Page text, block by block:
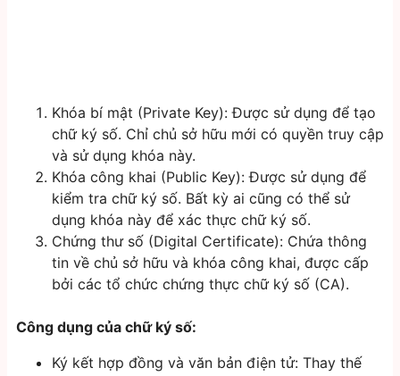
Khóa bí mật (Private Key): Được sử dụng để tạo
chữ ký số. Chỉ chủ sở hữu mới có quyền truy cập
và sử dụng khóa này.
Khóa công khai (Public Key): Được sử dụng để
kiểm tra chữ ký số. Bất kỳ ai cũng có thể sử
dụng khóa này để xác thực chữ ký số.
Chứng thư số (Digital Certificate): Chứa thông
tin về chủ sở hữu và khóa công khai, được cấp
bởi các tổ chức chứng thực chữ ký số (CA).
Công dụng của chữ ký số:
Ký kết hợp đồng và văn bản điện tử: Thay thế